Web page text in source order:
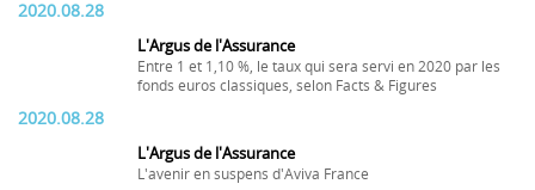
2020.08.28
L'Argus de l'Assurance
Entre 1 et 1,10 %, le taux qui sera servi en 2020 par les
fonds euros classiques, selon Facts & Figures
2020.08.28
L'Argus de l'Assurance
L'avenir en suspens d'Aviva France